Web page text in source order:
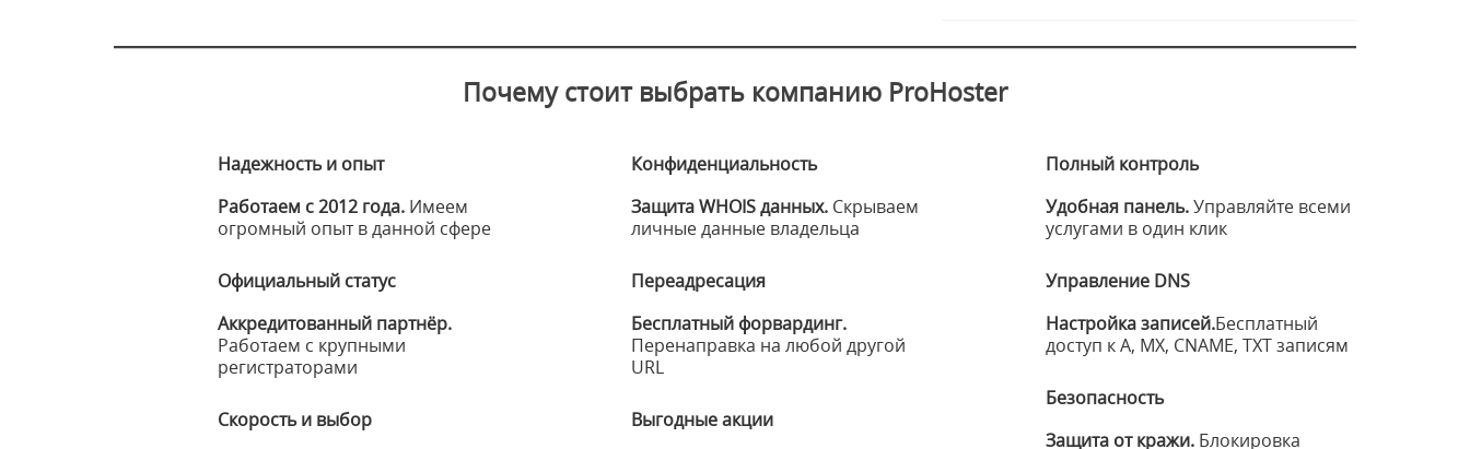
Почему стоит выбрать компанию ProHoster
Надежность и опыт
Работаем с 2012 года.Имеем
огромный опыт в данной сфере
Официальный статус
Аккредитованный партнёр.
Работаем с крупными
регистраторами
Скорость и выбор
Конфиденциальность
Защита WHOIS данных. Скрываем
личные данные владельца
Переадресация
Бесплатный форвардинг.
Перенаправка на любой другой
URL
Выгодные акции
Полный контроль
Удобная панель.Управляйте всеми
услугами в один клик
Управление DNS
Настройка записей.Бесплатный
доступ к A, MX, CNAME, TXT записям
Безопасность
Защита от кражи. Блокировка